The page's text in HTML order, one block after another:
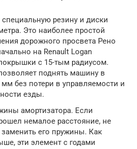
резину и диски
Это наиболее простой
дорожного просвета Рено
на Renault Logan
с 15-тым радиусом.
поднять машину в
без потери в управляемости и
езды.
амортизатора. Если
немалое расстояние, не
его пружины. Как
эти элемент с годами